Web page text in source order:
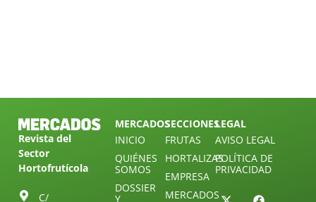
Revista del
Sector
Hortofrutícola
C/
MERCADOS
INICIO
QUIÉNES
SOMOS
DOSSIER
Y
SECCIONES
FRUTAS
HORTALIZAS
EMPRESA
MERCADOS
LEGAL
AVISO LEGAL
POLÍTICA DE
PRIVACIDAD